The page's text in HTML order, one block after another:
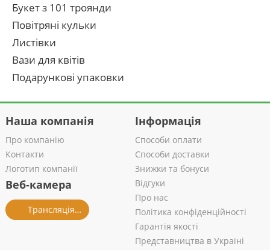
Букет з 101 троянди
Повітряні кульки
Листівки
Вази для квітів
Подарункові упаковки
Наша компанія
Про компанію
Контакти
Логотип компанії
Веб-камера
Трансляція із салону
Інформація
Способи оплати
Способи доставки
Знижки та бонуси
Відгуки
Про нас
Політика конфіденційності
Гарантія якості
Представництва в Україні